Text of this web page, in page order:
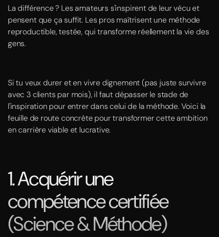
La différence ? Les amateurs s'inspirent de leur vécu et
pensent que ça suffit. Les pros maîtrisent une méthode
reproductible, testée, qui transforme réellement la vie des
gens.
Si tu veux durer et en vivre dignement (pas juste survivre
avec 3 clients par mois), il faut dépasser le stade de
l'inspiration pour entrer dans celui de la méthode. Voici la
feuille de route concrète pour transformer cette ambition
en carrière viable et lucrative.
1. Acquérir une
compétence certifiée
(Science & Méthode)